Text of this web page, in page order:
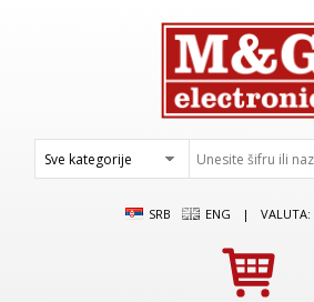
SRB ENG | VALUTA: